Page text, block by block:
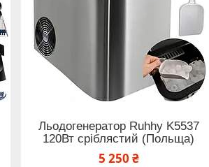
Льодогенератор Ruhhy K5537
120Вт сріблястий (Польща)
5 250 ₴